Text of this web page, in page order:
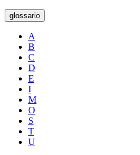
glossario
A
B
C
D
E
I
M
O
S
T
U